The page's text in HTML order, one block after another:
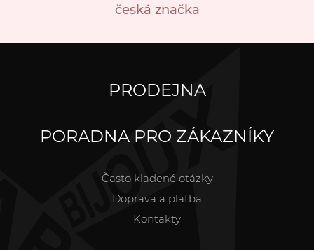
česká značka
PRODEJNA
PORADNA PRO ZÁKAZNÍKY
Často kladené otázky
Doprava a platba
Kontakty